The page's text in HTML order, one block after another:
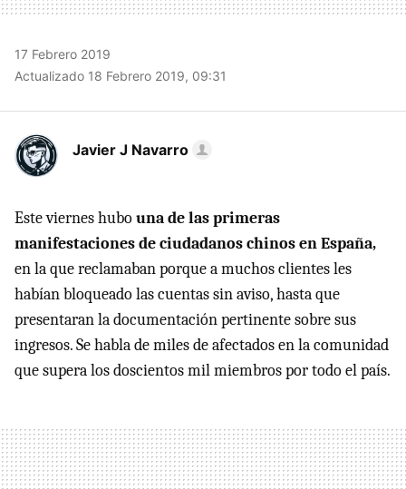
17 Febrero 2019
Actualizado 18 Febrero 2019, 09:31
Javier J Navarro
Este viernes hubouna de las primeras
manifestaciones de ciudadanos chinos en España,
en la que reclamaban porque a muchos clientes les
habían bloqueado las cuentas sin aviso, hasta que
presentaran la documentación pertinente sobre sus
ingresos. Se habla de miles de afectados en la comunidad
que supera los doscientos mil miembros por todo el país.